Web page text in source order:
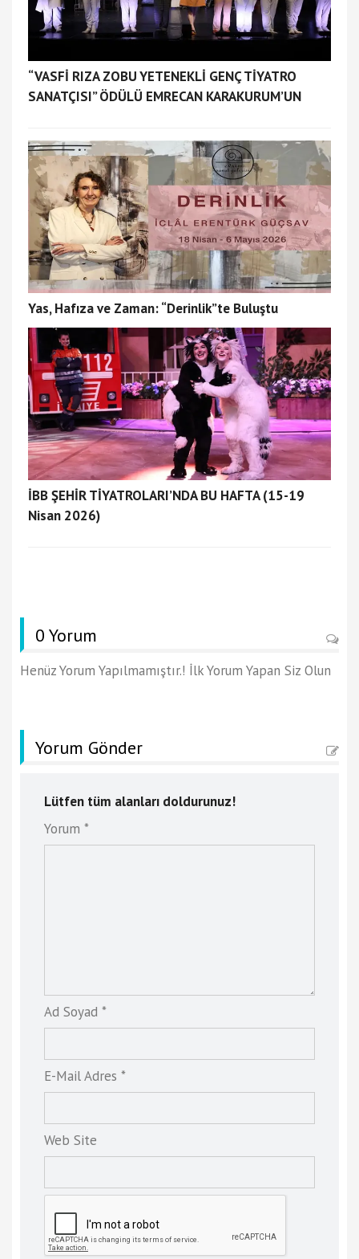
“VASFİ RIZA ZOBU YETENEKLİ GENÇ TİYATRO
SANATÇISI” ÖDÜLÜ EMRECAN KARAKURUM’UN
Yas, Hafıza ve Zaman: “Derinlik”te Buluştu
İBB ŞEHİR TİYATROLARI’NDA BU HAFTA (15-19
Nisan 2026)
0 Yorum
Henüz Yorum Yapılmamıştır.! İlk Yorum Yapan Siz Olun
Yorum Gönder
Lütfen tüm alanları doldurunuz!
Yorum *
Ad Soyad *
E-Mail Adres *
Web Site